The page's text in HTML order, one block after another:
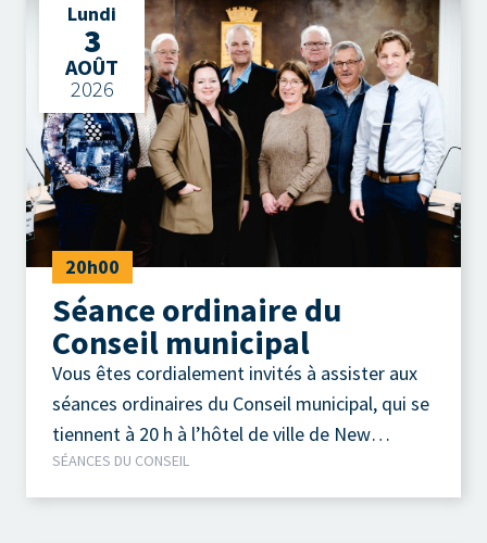
Lundi
3
AOÛT
2026
20h00
Séance ordinaire du
Conseil municipal
Vous êtes cordialement invités à assister aux
séances ordinaires du Conseil municipal, qui se
tiennent à 20 h à l’hôtel de ville de New
Richmond.
SÉANCES DU CONSEIL